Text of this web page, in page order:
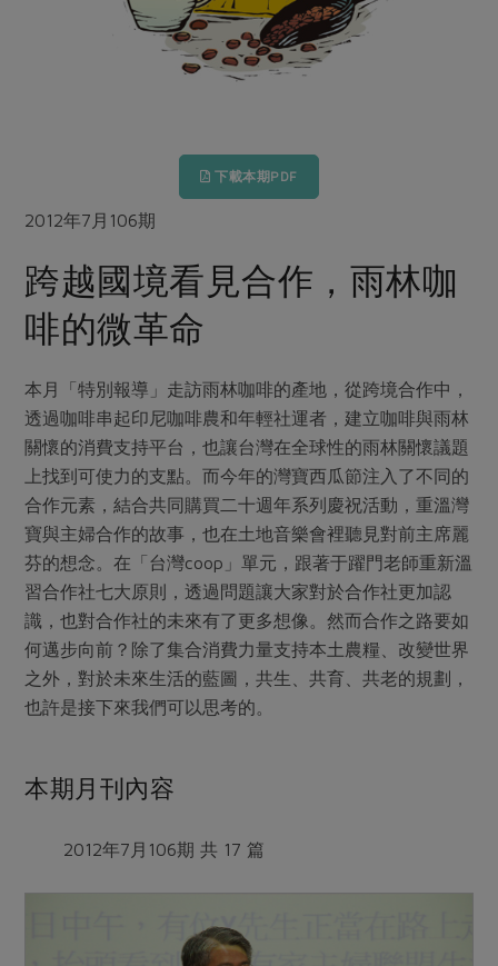
調味醬料/南北貨 烘焙
沖泡飲品
美妝保養
日用品 圖書禮品
防災用品
最新產品
優惠專區
素食專區
樂齡友善
異國料理
年菜食譜
節慶大餐
高麗菜海鮮煎餅
2024農業發展計畫年度報告
更多議題活動
把最好的台灣味帶回家！
支持本土農糧
能源議題
綠主張月刊
社務專區
最新消息
下載專區
社務會議 地區活動
活動報下載
下載本期PDF
2012年7月106期
跨越國境看見合作，雨林咖
啡的微革命
本月「特別報導」走訪雨林咖啡的產地，從跨境合作中，
透過咖啡串起印尼咖啡農和年輕社運者，建立咖啡與雨林
關懷的消費支持平台，也讓台灣在全球性的雨林關懷議題
上找到可使力的支點。而今年的灣寶西瓜節注入了不同的
合作元素，結合共同購買二十週年系列慶祝活動，重溫灣
寶與主婦合作的故事，也在土地音樂會裡聽見對前主席麗
芬的想念。在「台灣coop」單元，跟著于躍門老師重新溫
習合作社七大原則，透過問題讓大家對於合作社更加認
識，也對合作社的未來有了更多想像。然而合作之路要如
何邁步向前？除了集合消費力量支持本土農糧、改變世界
之外，對於未來生活的藍圖，共生、共育、共老的規劃，
也許是接下來我們可以思考的。
本期月刊內容
2012年7月106期 共 17 篇